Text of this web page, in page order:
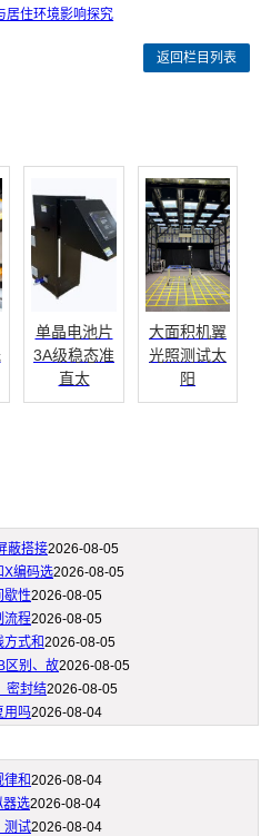
居住环境影响探究
返回栏目列表
单晶电池片
3A级稳态准
直太
大面积机翼
光照测试太
阳
蔽搭接2026-08-05
X编码选2026-08-05
歇性2026-08-05
流程2026-08-05
式和2026-08-05
区别、故2026-08-05
密封结2026-08-05
用吗2026-08-04
和2026-08-04
器选2026-08-04
测试2026-08-04